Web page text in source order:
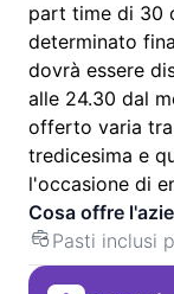
part time di 30
determinato
dovrà essere
alle 24.30 dal
offerto varia tra
tredicesima e
l'occasione di
Cosa offre
Pasti inclusi